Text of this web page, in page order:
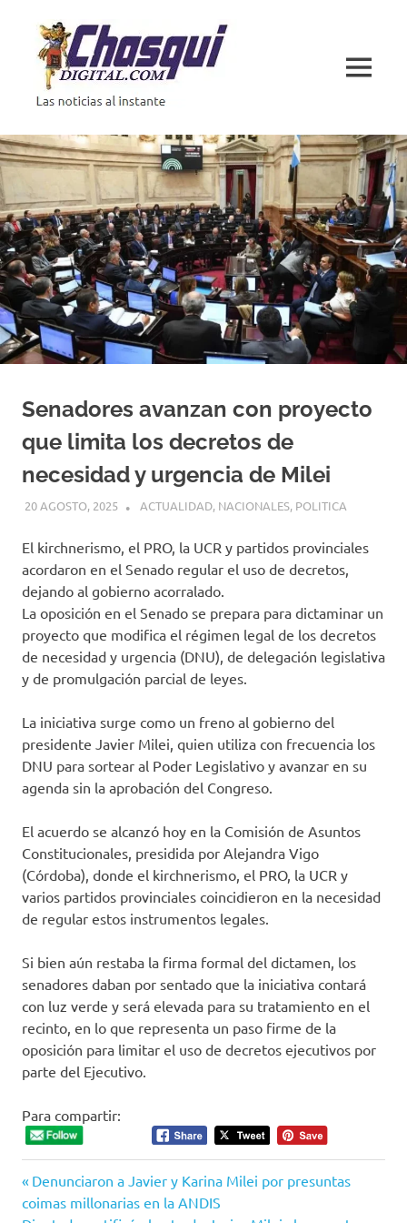
contenido
noticias
al
MENÚ
Senadores avanzan con proyecto
que limita los decretos de
necesidad y urgencia de Milei
20 AGOSTO, 2025 H P
ACTUALIDAD, NACIONALES, POLITICA
El kirchnerismo, el PRO, la UCR y partidos provinciales
acordaron en el Senado regular el uso de decretos,
dejando al gobierno acorralado.
La oposición en el Senado se prepara para dictaminar un
proyecto que modifica el régimen legal de los decretos
de necesidad y urgencia (DNU), de delegación legislativa
y de promulgación parcial de leyes.
La iniciativa surge como un freno al gobierno del
presidente Javier Milei, quien utiliza con frecuencia los
DNU para sortear al Poder Legislativo y avanzar en su
agenda sin la aprobación del Congreso.
El acuerdo se alcanzó hoy en la Comisión de Asuntos
Constitucionales, presidida por Alejandra Vigo
(Córdoba), donde el kirchnerismo, el PRO, la UCR y
varios partidos provinciales coincidieron en la necesidad
de regular estos instrumentos legales.
Si bien aún restaba la firma formal del dictamen, los
senadores daban por sentado que la iniciativa contará
con luz verde y será elevada para su tratamiento en el
recinto, en lo que representa un paso firme de la
oposición para limitar el uso de decretos ejecutivos por
parte del Ejecutivo.
Para compartir:
Navegación
Entrada
anterior:
Denunciaron a Javier y Karina Milei por presuntas
coimas millonarias en la ANDIS